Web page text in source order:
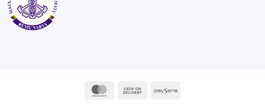
MasterCardCash
Paysera